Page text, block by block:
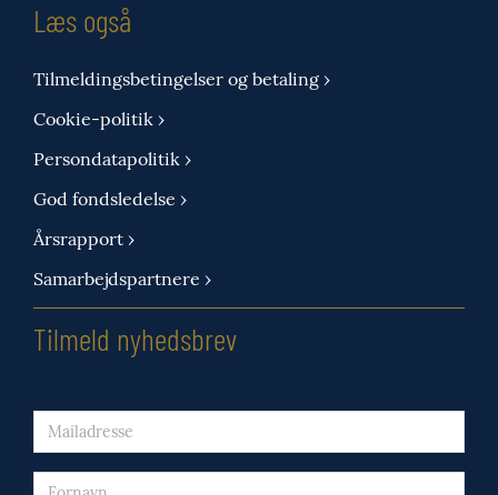
Læs også
Tilmeldingsbetingelser og betaling ›
Cookie-politik ›
Persondatapolitik ›
God fondsledelse ›
Årsrapport ›
Samarbejdspartnere ›
Tilmeld nyhedsbrev